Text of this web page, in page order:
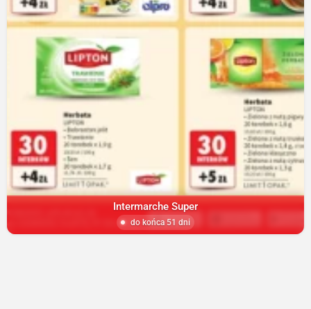
Intermarche Super
do końca 51 dni